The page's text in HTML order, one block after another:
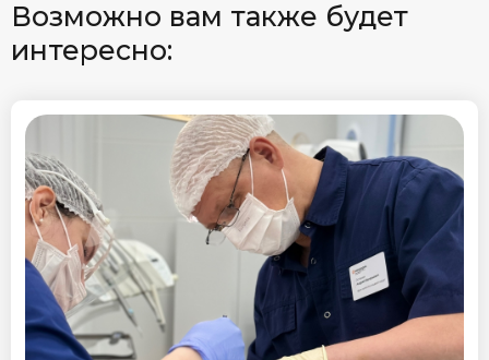
Возможно вам также будет
интересно: